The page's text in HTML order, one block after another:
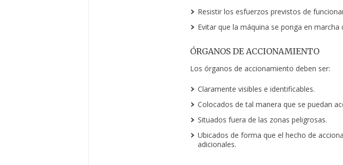
Resistir los esfuerzos previstos de
Evitar que la máquina se ponga en marcha
ÓRGANOS DE ACCIONAMIENTO
Los órganos de accionamiento deben ser:
Claramente visibles e identificables.
Colocados de tal manera que se puedan
Situados fuera de las zonas peligrosas.
Ubicados de forma que el hecho de
adicionales.